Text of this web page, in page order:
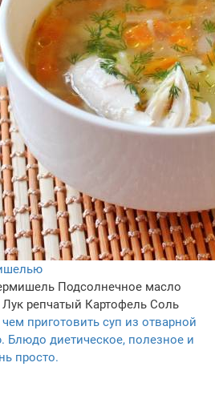
Подсолнечное масло
Лук репчатый Картофель Соль
приготовить суп из отварной
диетическое, полезное и
просто.